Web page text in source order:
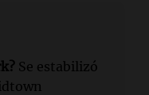
Se estabilizó